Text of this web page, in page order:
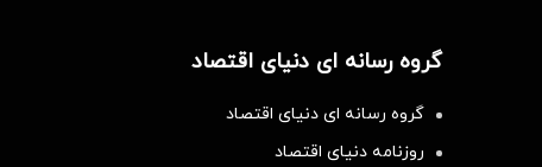
گروه رسانه ای دنیای اقتصاد
گروه رسانه ای دنیای اقتصاد
روزنامه دنیای اقتصاد